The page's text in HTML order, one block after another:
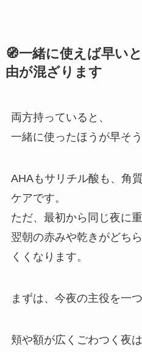
🧭一緒に使えば早い
由が混ざります
両方持っていると、
一緒に使ったほうが早そう
AHAもサリチル酸も、角
ケアです。
ただ、最初から同じ夜に重
翌朝の赤みや乾きがどち
くくなります。
まずは、今夜の主役を一
頬や額が広くごわつく夜